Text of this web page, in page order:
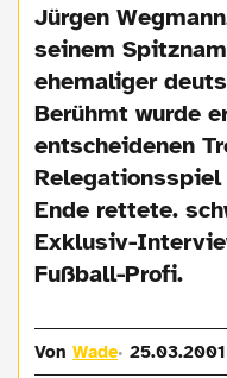
Jürgen
seinem
ehemaliger
Berühmt wurde
entscheidenen
Relegationsspiel
Ende rettete.
Exklusiv-
Fußball-Profi.
VonWade